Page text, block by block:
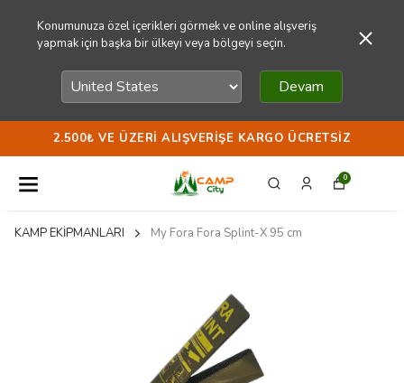
Konumunuza özel içerikleri görmek ve online alışveriş
yapmak için başka bir ülkeyi veya bölgeyi seçin.
Devam
2.500₺ VE ÜZERI ALIŞVERIŞE KARGO ÜCRETSIZ
0
KAMP EKİPMANLARI My Fora Fora Splint-X 95 cm